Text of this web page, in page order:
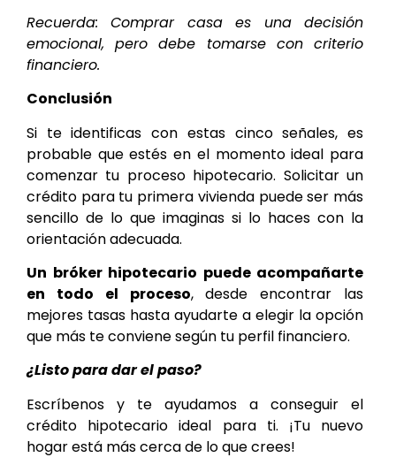
Recuerda: Comprar casa es una decisión
emocional, pero debe tomarse con criterio
financiero.
Conclusión
Si te identificas con estas cinco señales, es
probable que estés en el momento ideal para
comenzar tu proceso hipotecario. Solicitar un
crédito para tu primera vivienda puede ser más
sencillo de lo que imaginas si lo haces con la
orientación adecuada.
Un bróker hipotecario puede acompañarte
en todo el proceso, desde encontrar las
mejores tasas hasta ayudarte a elegir la opción
que más te conviene según tu perfil financiero.
¿Listo para dar el paso?
Escríbenos y te ayudamos a conseguir el
crédito hipotecario ideal para ti. ¡Tu nuevo
hogar está más cerca de lo que crees!